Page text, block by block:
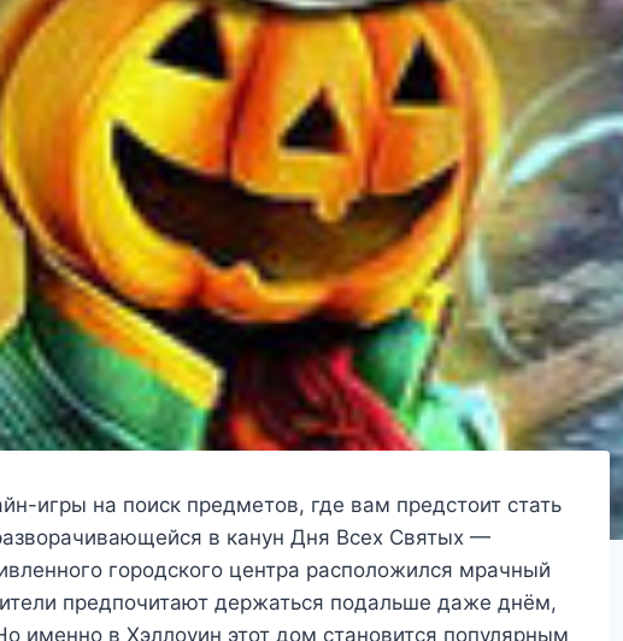
игры на поиск предметов, где вам предстоит стать
в канун Дня Всех Святых —
городского центра расположился мрачный
предпочитают держаться подальше даже днём,
именно в Хэллоуин этот дом становится популярным